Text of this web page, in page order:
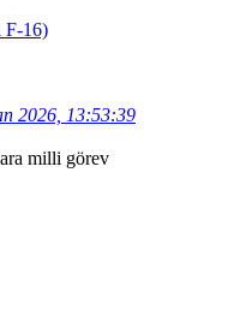
F-16)
2026, 13:53:39
milli görev